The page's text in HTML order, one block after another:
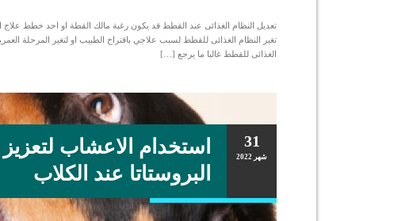
تعديل النظام الغذائى عند القطط قد يكون رغبة مالك القطة او احد خطط علاج
تغير النظام الغذائى للقطط لسبب علاجي باقتراح الطبيب او لتغير المرحلة
الغذائى للقطط غالبا ما يرجع […]
31
شهر 2022
استخدام الاعشاب
البروستاتا عند الكلاب